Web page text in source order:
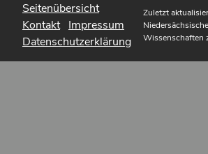
Seitenübersicht
Kontakt Impressum
Datenschutzerklärung
Zuletzt
Wissenschaften